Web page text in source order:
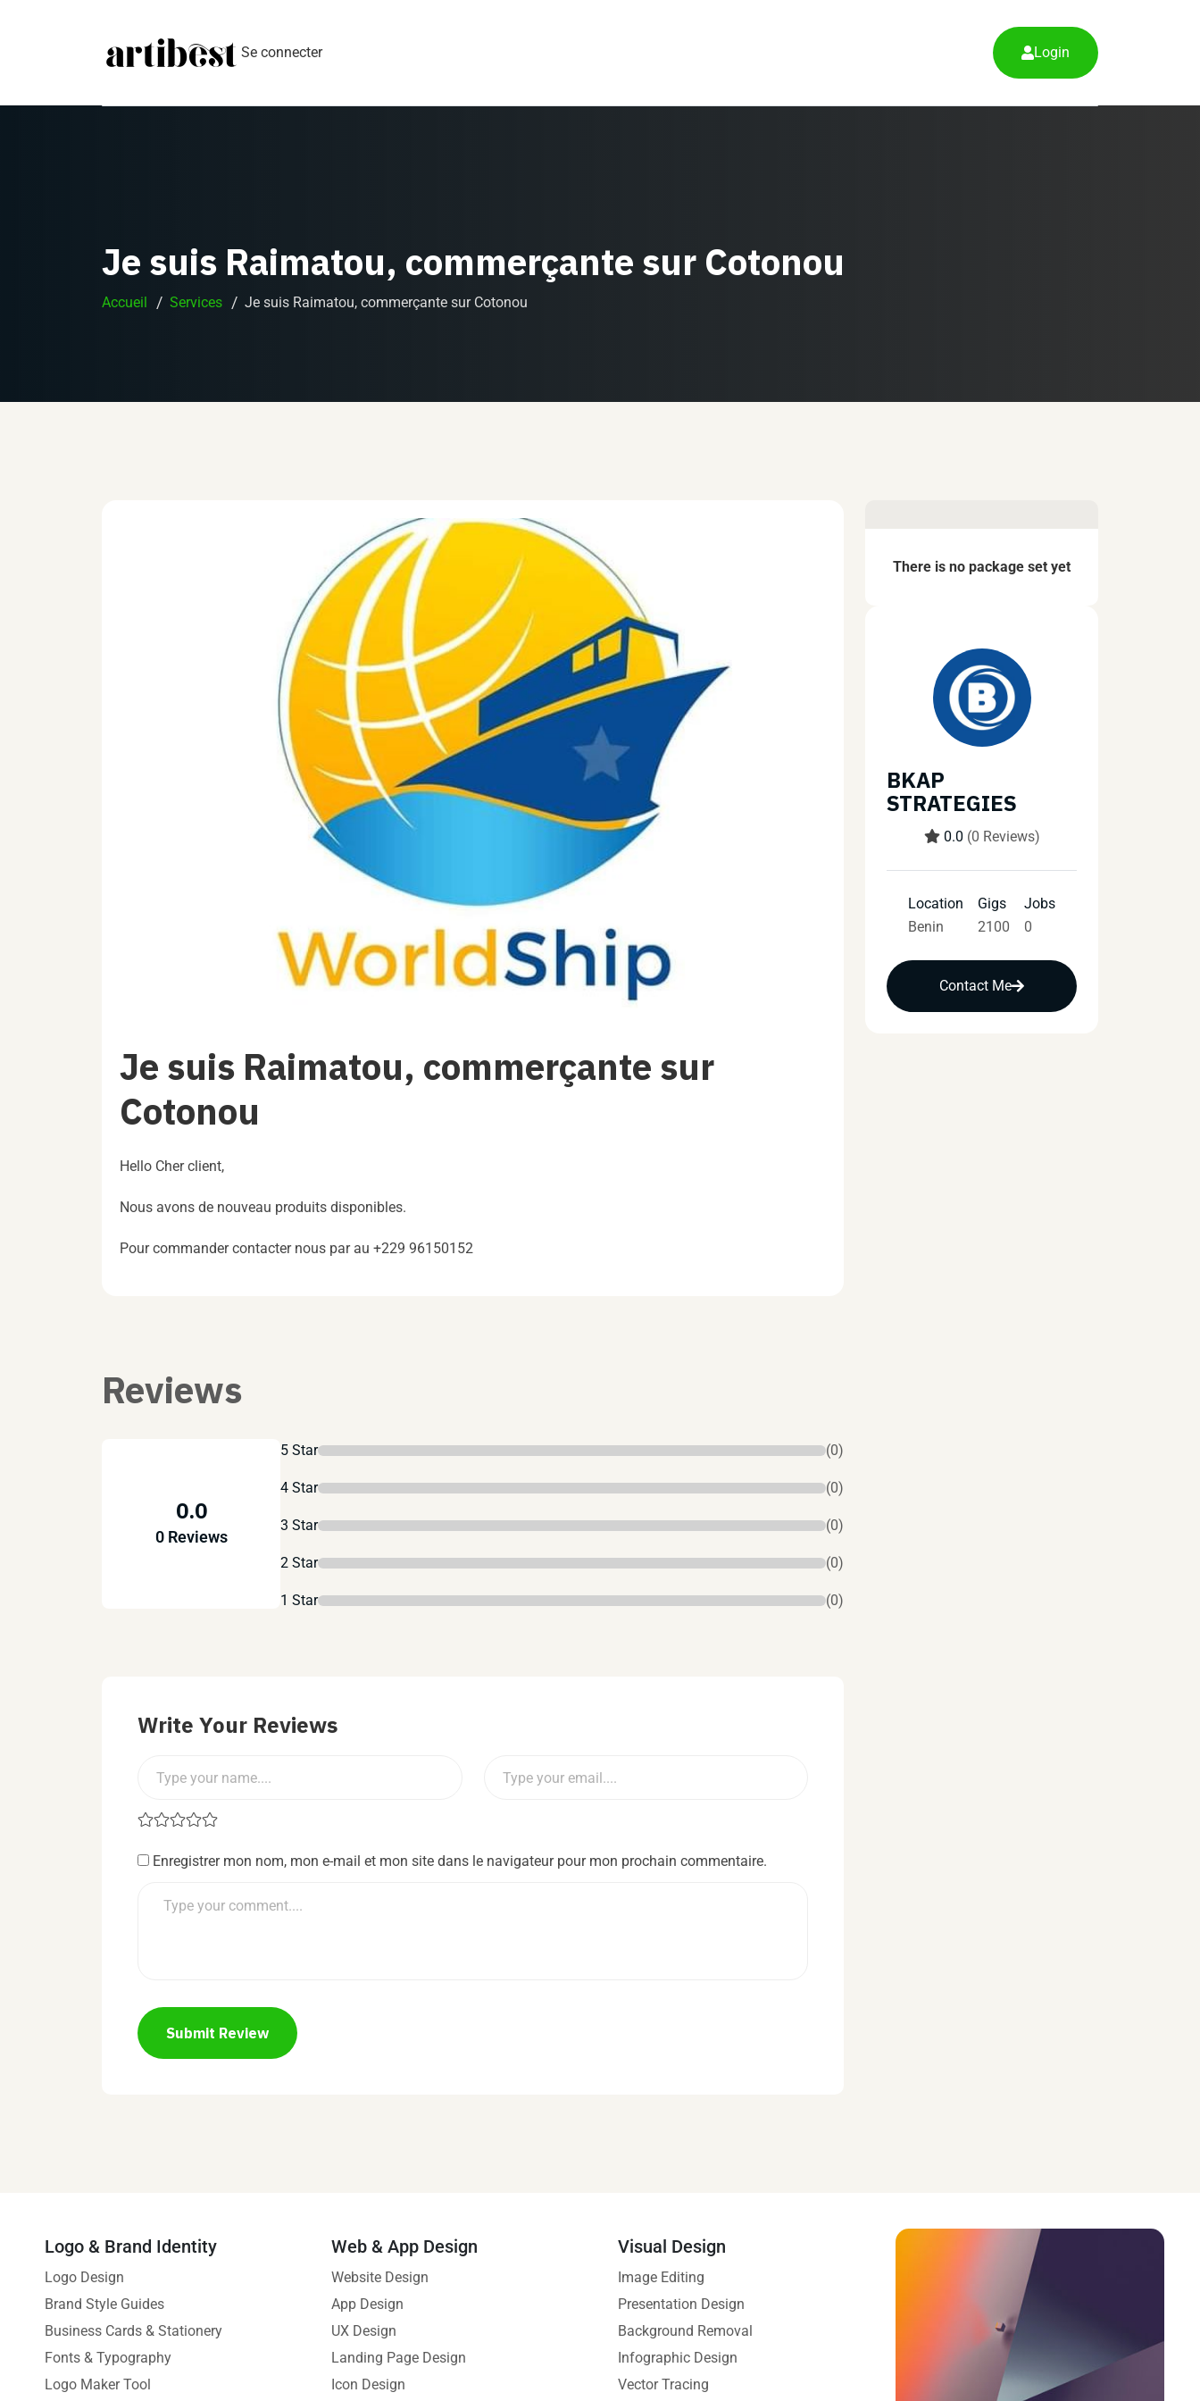
Se connecter Login
Je suis Raimatou, commerçante sur Cotonou
Accueil Services Je suis Raimatou, commerçante sur Cotonou
Je suis Raimatou, commerçante sur
Cotonou
Hello Cher client,
Nous avons de nouveau produits disponibles.
Pour commander contacter nous par au +229 96150152
Reviews
0.0
0 Reviews
5 Star (0)
4 Star (0)
3 Star (0)
2 Star (0)
1 Star (0)
Write Your Reviews
Enregistrer mon nom, mon e-mail et mon site dans le navigateur pour mon prochain commentaire.
Submit Review
There is no package set yet
BKAP
STRATEGIES
0.0 (0 Reviews)
Location
Benin
Gigs
2100
Jobs
0
Contact Me
Logo & Brand Identity
Logo Design
Brand Style Guides
Business Cards & Stationery
Fonts & Typography
Logo Maker Tool
Web & App Design
Website Design
App Design
UX Design
Landing Page Design
Icon Design
Visual Design
Image Editing
Presentation Design
Background Removal
Infographic Design
Vector Tracing